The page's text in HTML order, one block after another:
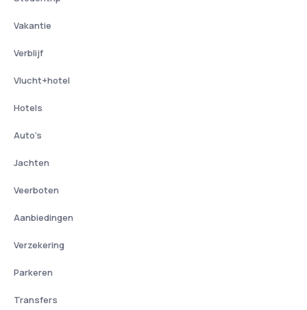
Vakantie
Verblijf
Vlucht+hotel
Hotels
Auto's
Jachten
Veerboten
Aanbiedingen
Verzekering
Parkeren
Transfers